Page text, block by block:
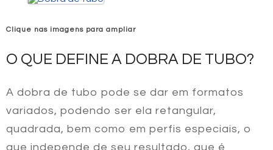
Clique nas imagens para ampliar
O QUE DEFINE A DOBRA DE TUBO?
A dobra de tubo pode se dar em formatos
variados, podendo ser ela retangular,
quadrada, bem como em perfis especiais, o
que independe de seu resultado, que é